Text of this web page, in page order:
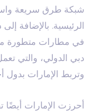
شبكة طرق سريعة
الرئيسية. بالإضافة
في مطارات متطورة
دبي الدولي، والتي
وتربط الإمارات بدول
أحرزت الإمارات أيضًا